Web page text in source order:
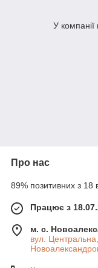
У компанії
Про нас
89% позитивних з 18
Працює з
м. с.
вул.